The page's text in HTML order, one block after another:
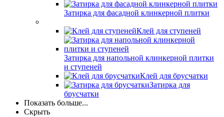
Затирка для фасадной клинкерной плитки
Клей для ступеней
Затирка для напольной клинкерной плитки
и ступеней
Клей для брусчатки
Затирка для
брусчатки
Показать больше...
Скрыть